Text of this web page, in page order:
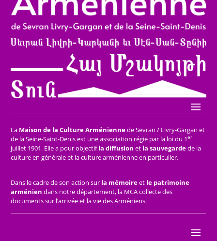
La Maison de la Culture Arméniennede Sevran / Livry-Gargan et
de la Seine-Saint-Denis est une association régie par la loi du 1er
juillet 1901. Elle a pour objectifla diffusion et la sauvegardede la
culture en générale et la culture arménienne en particulier.
Dans le cadre de son action sur la mémoireet le patrimoine
arménien dans notre département, la MCA collecte des
documents sur l’arrivée et la vie des Arméniens.